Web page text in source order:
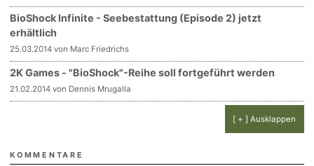
BioShock Infinite - Seebestattung (Episode 2) jetzt
erhältlich
25.03.2014 von Marc Friedrichs
2K Games - "BioShock"-Reihe soll fortgeführt werden
21.02.2014 von Dennis Mrugalla
[ + ] Ausklappen
KOMMENTARE